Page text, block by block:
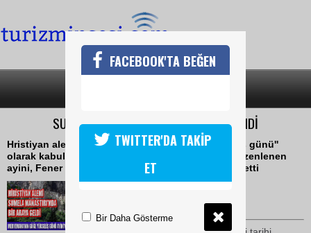
SUMELA MANASTIRINDA AYİN DÜZENLENDİ
Hristiyan aleminde ''Meryem Ana'nın göğe yükseliş günü''
olarak kabul edilen ve kutsal sayılan bu günde düzenlenen
ayini, Fener Rum Patriği Dimitri Bartholomeos yönetti
FACEBOOK'TA BEĞEN
TWITTER'DA TAKİP
ET
Bir Daha Gösterme